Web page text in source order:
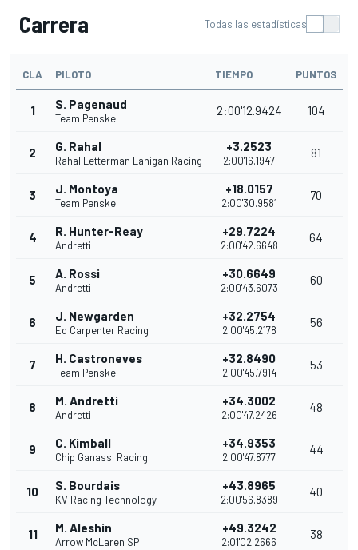
Carrera Todas las estadísticas
CLA PILOTO TIEMPO PUNTOS
1 S. Pagenaud
Team Penske
2:00'12.9424 104
2 G. Rahal
Rahal Letterman Lanigan Racing
+3.2523
2:00'16.1947
81
3 J. Montoya
Team Penske
+18.0157
2:00'30.9581
70
4 R. Hunter-Reay
Andretti
+29.7224
2:00'42.6648
64
5 A. Rossi
Andretti
+30.6649
2:00'43.6073
60
6 J. Newgarden
Ed Carpenter Racing
+32.2754
2:00'45.2178
56
7 H. Castroneves
Team Penske
+32.8490
2:00'45.7914
53
8 M. Andretti
Andretti
+34.3002
2:00'47.2426
48
9 C. Kimball
Chip Ganassi Racing
+34.9353
2:00'47.8777
44
10 S. Bourdais
KV Racing Technology
+43.8965
2:00'56.8389
40
11 M. Aleshin
Arrow McLaren SP
+49.3242
2:01'02.2666
38